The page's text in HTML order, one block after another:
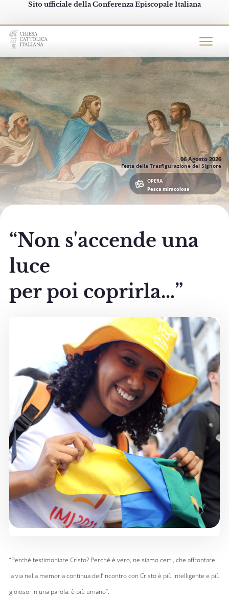
Sito ufficiale della Conferenza Episcopale Italiana
Chiesacattolica.it
06 Agosto 2026
Festa della Trasfigurazione del Signore
OPERA
Pesca miracolosa
“Non s'accende una
luce
per poi coprirla…”
“Perché testimoniare Cristo? Perché è vero, ne siamo certi, che affrontare
la via nella memoria continua dell’incontro con Cristo è più intelligente e più
gioioso. In una parola: è più umano”.